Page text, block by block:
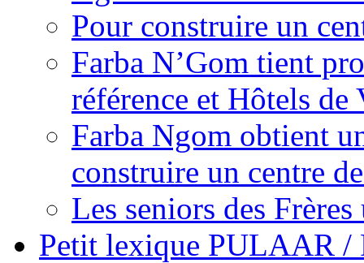
Pour construire un
Farba N’Gom tient
référence et Hôtels
Farba Ngom obtient
construire un centre
Les seniors des Frères
Petit lexique PULAAR